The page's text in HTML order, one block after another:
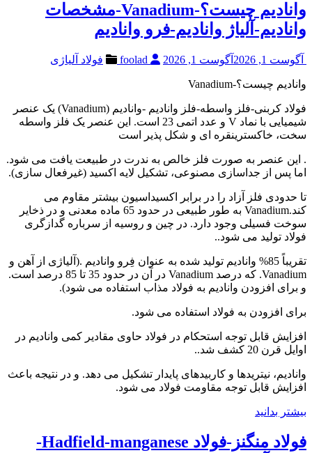
وانادیم چیست؟-Vanadium-مشخصات
وانادیم-آلیاژ وانادیم-فرو وانادیم
آگوست 1, 2026 آگوست 1, 2026 فولاد آلیاژی
وانادیم چیست؟-Vanadium
فولاد کربنی-فلز واسطه-فلز وانادیم -وانادیم (Vanadium) یک عنصر
شیمیایی با نماد V و عدد اتمی 23 است. این عنصر یک فلز واسطه
سخت، خاکسترینقره ای و شکل پذیر است
. این عنصر به صورت فلز خالص به ندرت در طبیعت یافت می شود.
اما پس از جداسازی مصنوعی، تشکیل لایه اکسید (غیرفعال سازی).
تا حدودی فلز آزاد را در برابر اکسیداسیون بیشتر مقاوم می
کند.Vanadium به طور طبیعی در حدود 65 ماده معدنی و در ذخایر
سوخت فسیلی وجود دارد. در چین و روسیه از سرباره گدازگری
فولاد تولید می شود..
تقریباً 85% وانادیم تولید شده به عنوان فِرو وانادیم .(آلیاژی از آهن و
Vanadium. که درصد Vanadium در آن در حدود 35 تا 85 درصد است.
و برای افزودن وانادیم به فولاد مذاب استفاده می شود).
برای افزودن به فولاد استفاده می شود.
افزایش قابل توجه استحکام در فولاد حاوی مقادیر کمی وانادیم در
اوایل قرن 20 کشف شد..
وانادیم، نیتریدها و کاربیدهای پایدار تشکیل می دهد. و در نتیجه باعث
افزایش قابل توجه مقاومت فولاد می شود.
بیشتر بدانید
فولاد منگنز-فولاد Hadfield-manganese-